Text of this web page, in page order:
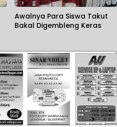
Awalnya Para Siswa Takut
Bakal Digembleng Keras